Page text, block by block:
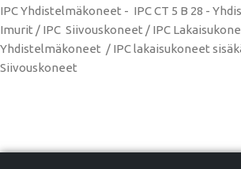
IPC Yhdistelmäkoneet - IPC CT 5 B 28 -
Imurit / IPC Siivouskoneet / IPC
Yhdistelmäkoneet / IPC lakaisukoneet
Siivouskoneet